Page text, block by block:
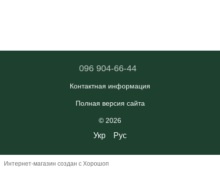
096 904-66-44
Контактная информация
Полная версия сайта
© 2026
Укр Рус
Интернет-магазин создан с Хорошоп